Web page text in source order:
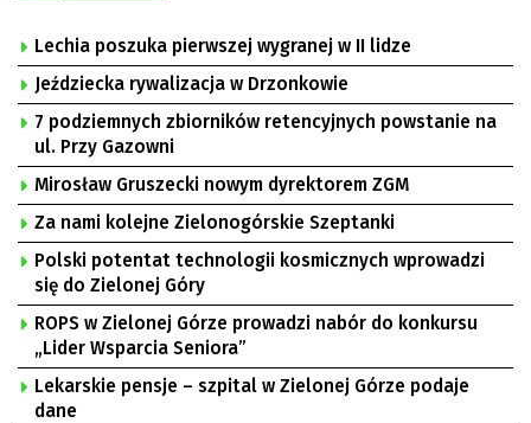
Lechia poszuka pierwszej wygranej w II lidze
Jeździecka rywalizacja w Drzonkowie
7 podziemnych zbiorników retencyjnych powstanie na
ul. Przy Gazowni
Mirosław Gruszecki nowym dyrektorem ZGM
Za nami kolejne Zielonogórskie Szeptanki
Polski potentat technologii kosmicznych wprowadzi
się do Zielonej Góry
ROPS w Zielonej Górze prowadzi nabór do konkursu
„Lider Wsparcia Seniora”
Lekarskie pensje – szpital w Zielonej Górze podaje
dane